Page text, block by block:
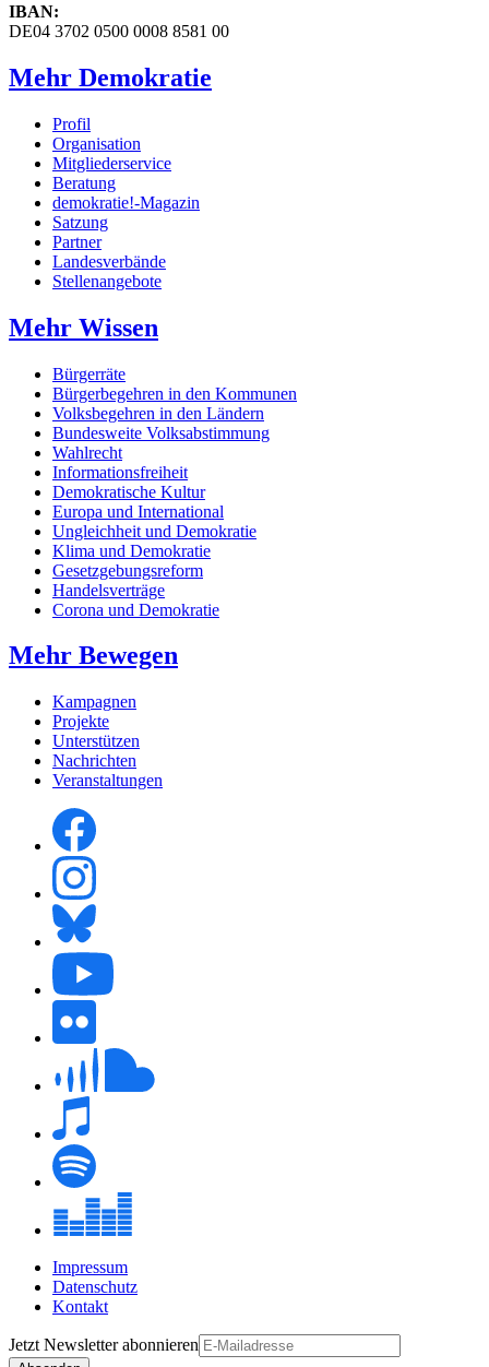
IBAN:
DE04 3702 0500 0008 8581 00
Mehr Demokratie
Profil
Organisation
Mitgliederservice
Beratung
demokratie!-Magazin
Satzung
Partner
Landesverbände
Stellenangebote
Mehr Wissen
Bürgerräte
Bürgerbegehren in den Kommunen
Volksbegehren in den Ländern
Bundesweite Volksabstimmung
Wahlrecht
Informationsfreiheit
Demokratische Kultur
Europa und International
Ungleichheit und Demokratie
Klima und Demokratie
Gesetzgebungsreform
Handelsverträge
Corona und Demokratie
Mehr Bewegen
Kampagnen
Projekte
Unterstützen
Nachrichten
Veranstaltungen
Impressum
Datenschutz
Kontakt
Jetzt Newsletterabonnieren